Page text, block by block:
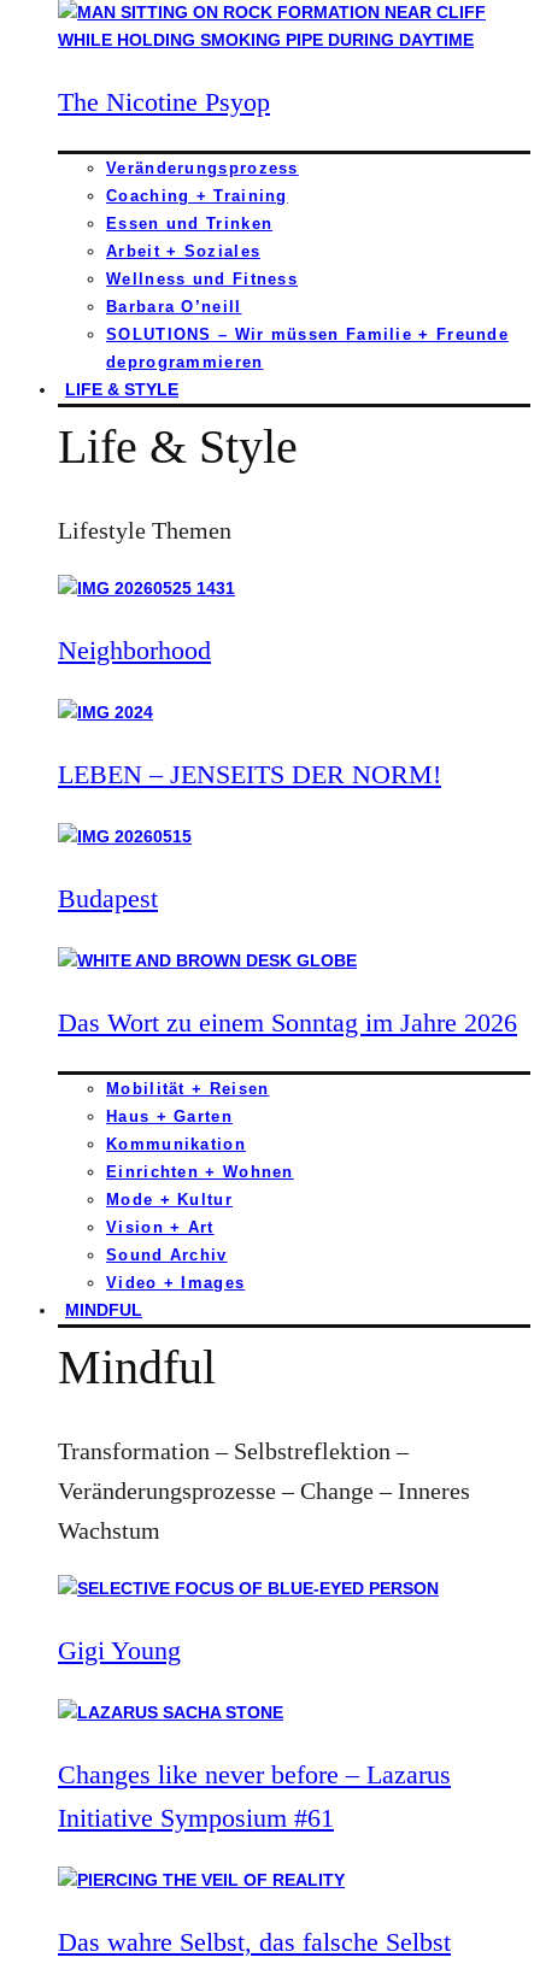
The Nicotine Psyop
Veränderungsprozess
Coaching + Training
Essen und Trinken
Arbeit + Soziales
Wellness und Fitness
Barbara O’neill
SOLUTIONS – Wir müssen Familie + Freunde
deprogrammieren
LIFE & STYLE
Life & Style
Lifestyle Themen
Neighborhood
LEBEN – JENSEITS DER NORM!
Budapest
Das Wort zu einem Sonntag im Jahre 2026
Mobilität + Reisen
Haus + Garten
Kommunikation
Einrichten + Wohnen
Mode + Kultur
Vision + Art
Sound Archiv
Video + Images
MINDFUL
Mindful
Transformation – Selbstreflektion –
Veränderungsprozesse – Change – Inneres
Wachstum
Gigi Young
Changes like never before – Lazarus
Initiative Symposium #61
Das wahre Selbst, das falsche Selbst